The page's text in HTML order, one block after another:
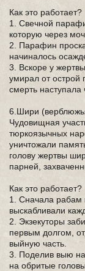
Как это работает?
1. Свечной
которую через
2. Парафин
начиналось
3. Вскоре у
умирал от острой
смерть наступала
6.Шири
Чудовищная
тюркоязычных
уничтожали
голову жертвы
парней,
Как это работает?
1. Сначала рабам
выскабливали
2. Экзекуторы
первым долгом,
выйную часть.
3. Поделив выю на
на обритые